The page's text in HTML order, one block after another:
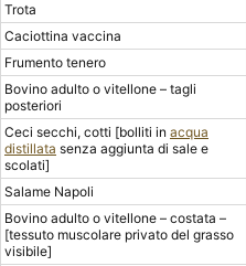
Trota
Caciottina vaccina
Frumento tenero
Bovino adulto o vitellone – tagli
posteriori
Ceci secchi, cotti [bolliti in acqua
distillata senza aggiunta di sale e
scolati]
Salame Napoli
Bovino adulto o vitellone – costata –
[tessuto muscolare privato del grasso
visibile]